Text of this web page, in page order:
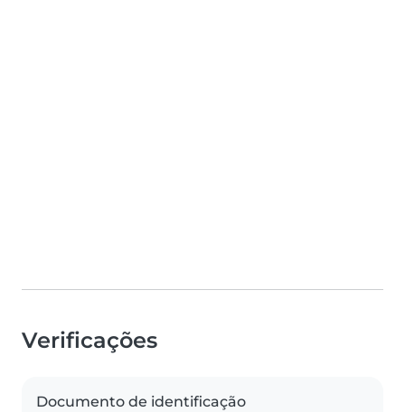
Verificações
Documento de identificação